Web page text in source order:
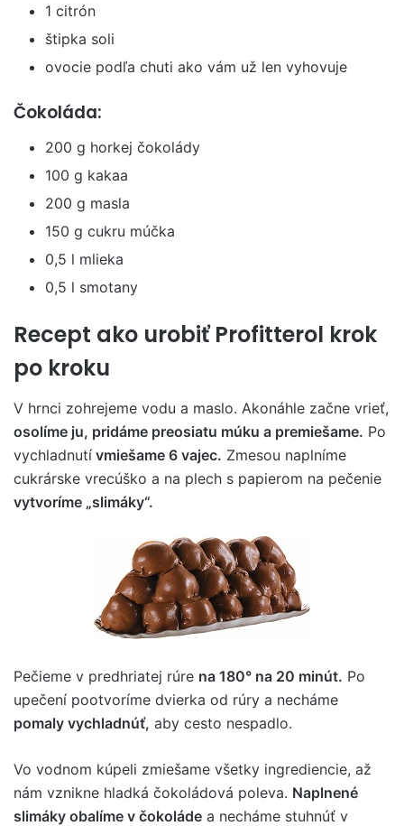
1 citrón
štipka soli
ovocie podľa chuti ako vám už len vyhovuje
Čokoláda:
200 g horkej čokolády
100 g kakaa
200 g masla
150 g cukru múčka
0,5 l mlieka
0,5 l smotany
Recept ako urobiť Profitterol krok
po kroku
V hrnci zohrejeme vodu a maslo. Akonáhle začne vrieť,
osolíme ju, pridáme preosiatu múku a premiešame. Po
vychladnutí vmiešame 6 vajec. Zmesou naplníme
cukrárske vrecúško a na plech s papierom na pečenie
vytvoríme „slimáky“.
Pečieme v predhriatej rúre na 180° na 20 minút. Po
upečení pootvoríme dvierka od rúry a necháme
pomaly vychladnúť, aby cesto nespadlo.
Vo vodnom kúpeli zmiešame všetky ingrediencie, až
nám vznikne hladká čokoládová poleva. Naplnené
slimáky obalíme v čokoláde a necháme stuhnúť v